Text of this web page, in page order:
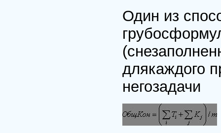
Один из
длякаждого
негозадачи